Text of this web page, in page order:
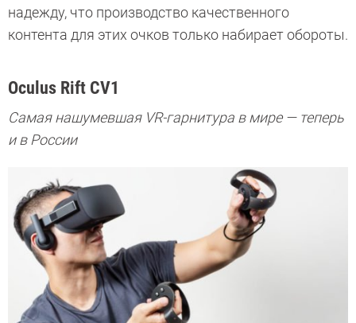
надежду, что производство качественного
контента для этих очков только набирает обороты.
Oculus Rift CV1
Самая нашумевшая VR-гарнитура в мире — теперь
и в России